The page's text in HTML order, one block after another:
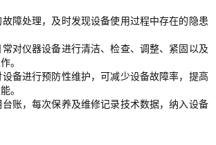
障处理，及时发现设备使用过程中存在的隐患
对仪器设备进行清洁、检查、调整、紧固以及
。
备进行预防性维护，可减少设备故障率，提高
。
账，每次保养及维修记录技术数据，纳入设备